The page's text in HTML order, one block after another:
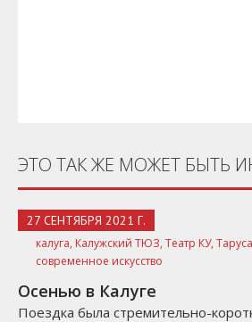
ЭТО ТАК ЖЕ МОЖЕТ БЫТЬ
27 СЕНТЯБРЯ 2021 Г.
калуга, Калужский ТЮЗ, Театр КУ,
современное искусство
Осенью в Калуге
Поездка была стремительно-